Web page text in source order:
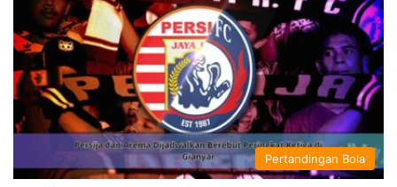
Pertandingan Bola